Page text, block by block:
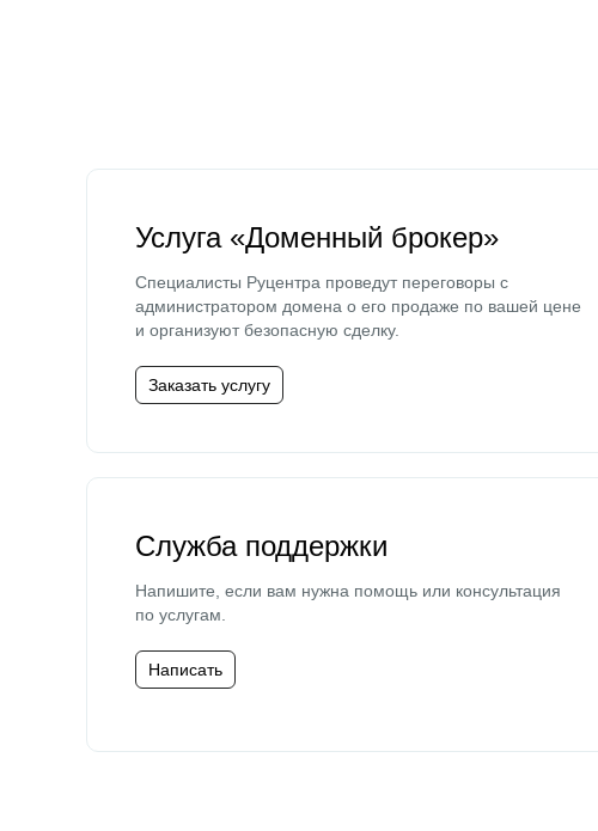
Услуга «Доменный брокер»
Специалисты Руцентра проведут переговоры с
администратором домена о его продаже по вашей цене
и организуют безопасную сделку.
Заказать услугу
Служба поддержки
Напишите, если вам нужна помощь или консультация
по услугам.
Написать